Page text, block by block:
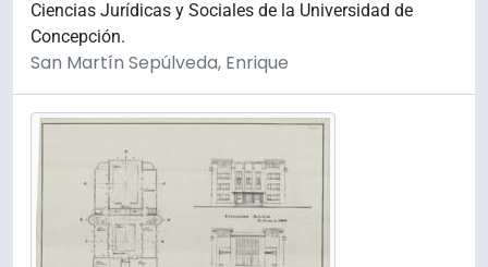
Ciencias Jurídicas y Sociales de la Universidad de
Concepción.
San Martín Sepúlveda, Enrique